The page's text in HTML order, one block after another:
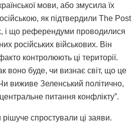
мови, або змусила їх
як підтвердили The Post
і що референдуми проводилися
російських військових. Він
контролюють ці території.
воно буде, чи визнає світ, що це
Чи виживе Зеленський політично,
питання конфлікту”.
рішуче спростували ці заяви.